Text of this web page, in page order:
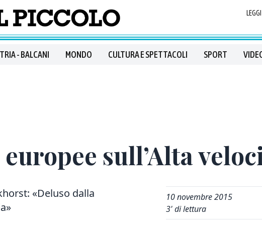
- BALCANI MONDO CULTURA E SPETTACOLI SPORT
sull’Alta
«Deluso dalla
10 novembre 2015
3' di lettura